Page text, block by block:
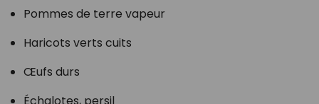
Pommes de terre vapeur
Haricots verts cuits
Œufs durs